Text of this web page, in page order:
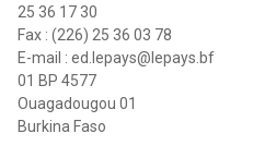
25 36 17 30
Fax : (226) 25 36 03 78
E-mail : ed.lepays@lepays.bf
01 BP 4577
Ouagadougou 01
Burkina Faso